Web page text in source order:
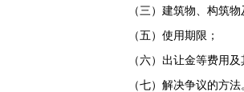
（三）建筑物、构筑
（五）使用期限；
（六）出让金等费用及
（七）解决争议的方法